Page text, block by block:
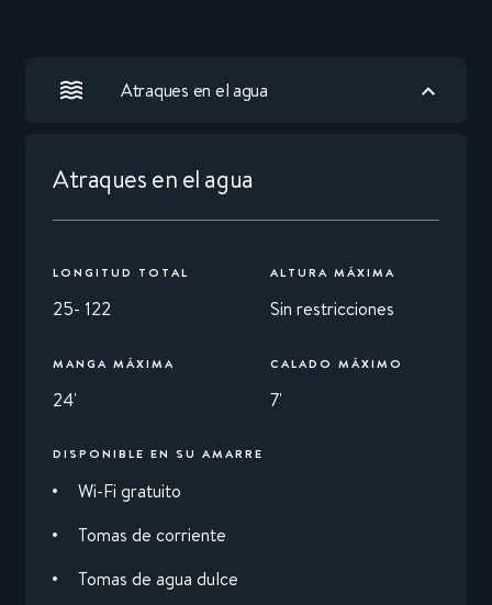
Atraques en el agua
Atraques en el agua
LONGITUD TOTAL
25- 122
ALTURA MÁXIMA
Sin restricciones
MANGA MÁXIMA
24'
CALADO MÁXIMO
7'
DISPONIBLE EN SU AMARRE
Wi-Fi gratuito
Tomas de corriente
Tomas de agua dulce